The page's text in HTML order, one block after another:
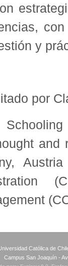
y
por
Católica de
Campus San Joaquín -